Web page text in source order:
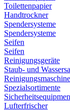
Toilettenpapier
Handtrockner
Spendersysteme
Spendersysteme
Seifen
Seifen
Reinigungsgeräte
Staub- und
Spezialsortimente
Lufterfrischer